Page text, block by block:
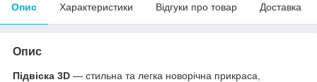
Опис Характеристики Відгуки про товар Доставка
Опис
Підвіска 3D — стильна та легка новорічна прикраса,